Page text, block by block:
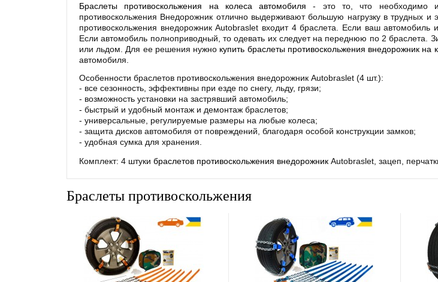
Браслеты противоскольжения на колеса автомобиля - это то, что необходимо
противоскольжения Внедорожник отлично выдерживают большую нагрузку в трудных и
противоскольжения внедорожник Autobraslet входит 4 браслета. Если ваш
Если автомобиль полноприводный, то одевать их следует на переднюю по 2 браслета.
или льдом. Для ее решения нужно купить браслеты противоскольжения внедорожник на
автомобиля.
Особенности браслетов противоскольжения внедорожник Autobraslet (4 шт.):
- все сезонность, эффективны при езде по снегу, льду, грязи;
- возможность установки на застрявший автомобиль;
- быстрый и удобный монтаж и демонтаж браслетов;
- универсальные, регулируемые размеры на любые колеса;
- защита дисков автомобиля от повреждений, благодаря особой конструкции замков;
- удобная сумка для хранения.
Комплект: 4 штуки браслетов противоскольжения внедорожник Autobraslet, зацеп,
Браслеты противоскольжения